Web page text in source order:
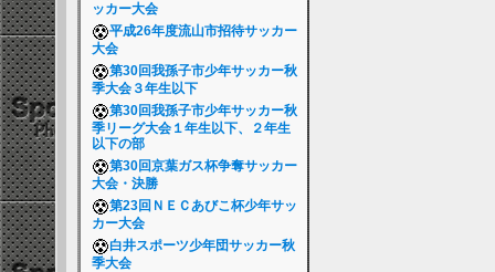
ッカー大会
平成26年度流山市招待サッカー
大会
第30回我孫子市少年サッカー秋
季大会３年生以下
第30回我孫子市少年サッカー秋
季リーグ大会１年生以下、２年生
以下の部
第30回京葉ガス杯争奪サッカー
大会・決勝
第23回ＮＥＣあびこ杯少年サッ
カー大会
白井スポーツ少年団サッカー秋
季大会